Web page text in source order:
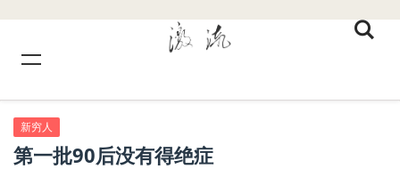
新穷人
第一批90后没有得绝症